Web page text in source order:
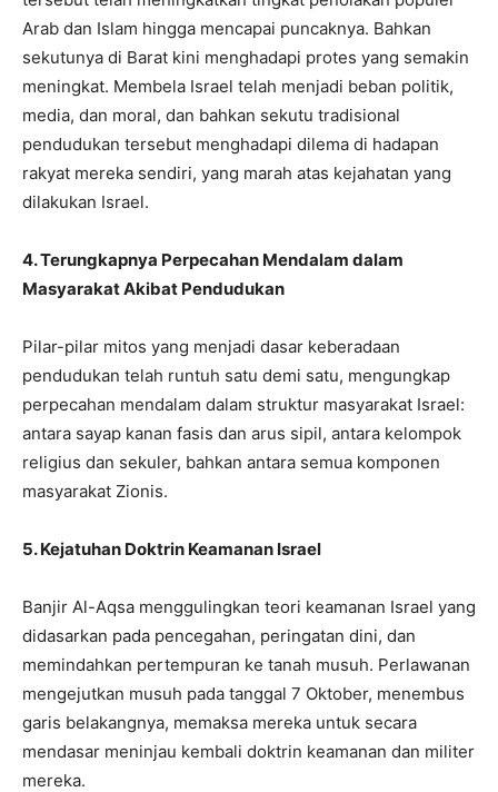
Arab dan Islam hingga mencapai puncaknya. Bahkan
sekutunya di Barat kini menghadapi protes yang semakin
meningkat. Membela Israel telah menjadi beban politik,
media, dan moral, dan bahkan sekutu tradisional
pendudukan tersebut menghadapi dilema di hadapan
rakyat mereka sendiri, yang marah atas kejahatan yang
dilakukan Israel.
4. Terungkapnya Perpecahan Mendalam dalam
Masyarakat Akibat Pendudukan
Pilar-pilar mitos yang menjadi dasar keberadaan
pendudukan telah runtuh satu demi satu, mengungkap
perpecahan mendalam dalam struktur masyarakat Israel:
antara sayap kanan fasis dan arus sipil, antara kelompok
religius dan sekuler, bahkan antara semua komponen
masyarakat Zionis.
5. Kejatuhan Doktrin Keamanan Israel
Banjir Al-Aqsa menggulingkan teori keamanan Israel yang
didasarkan pada pencegahan, peringatan dini, dan
memindahkan pertempuran ke tanah musuh. Perlawanan
mengejutkan musuh pada tanggal 7 Oktober, menembus
garis belakangnya, memaksa mereka untuk secara
mendasar meninjau kembali doktrin keamanan dan militer
mereka.